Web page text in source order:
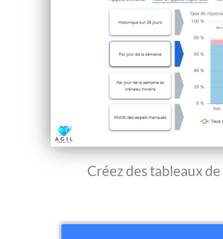
Créez des tableaux